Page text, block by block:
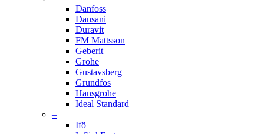
Danfoss
Dansani
Duravit
FM Mattsson
Geberit
Grohe
Gustavsberg
Grundfos
Hansgrohe
Ideal Standard
–
Ifö